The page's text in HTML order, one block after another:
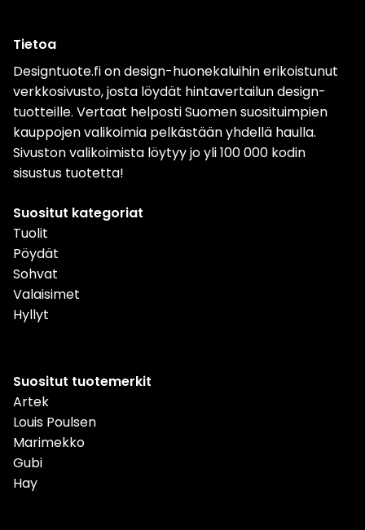
Tietoa
Designtuote.fi on design-huonekaluihin erikoistunut
verkkosivusto, josta löydät hintavertailun design-
tuotteille. Vertaat helposti Suomen suosituimpien
kauppojen valikoimia pelkästään yhdellä haulla.
Sivuston valikoimista löytyy jo yli 100 000 kodin
sisustus tuotetta!
Suositut kategoriat
Tuolit
Pöydät
Sohvat
Valaisimet
Hyllyt
Suositut tuotemerkit
Artek
Louis Poulsen
Marimekko
Gubi
Hay